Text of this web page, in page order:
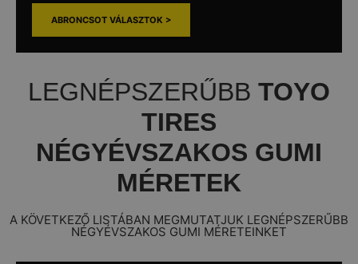
ABRONCSOT VÁLASZTOK >
LEGNÉPSZERŰBB TOYO
TIRES
NÉGYÉVSZAKOS GUMI
MÉRETEK
A KÖVETKEZŐ LISTÁBAN MEGMUTATJUK LEGNÉPSZERŰBB
NÉGYÉVSZAKOS GUMI MÉRETEINKET